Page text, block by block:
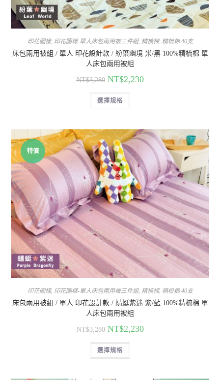
印花圖樣, 印花圖樣-單人床包兩用被三件組, 精梳棉, 精梳棉 40支
床包兩用被組 / 單人 印花設計款 / 紛葉幽境 米/黑 100%精梳棉 單
人床包兩用被組
NT$3,280 NT$2,230
選擇規格
特價
印花圖樣, 印花圖樣-單人床包兩用被三件組, 精梳棉, 精梳棉 40支
床包兩用被組 / 單人 印花設計款 / 蜻蜓紫迷 紫/藍 100%精梳棉 單
人床包兩用被組
NT$3,280 NT$2,230
選擇規格